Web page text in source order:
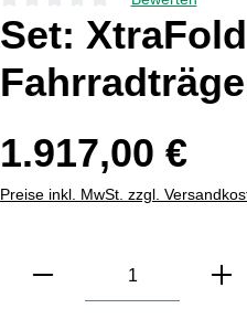
Durchschnittliche Bewertung von 0
Set:
1.917,00 €
Preise inkl. MwSt. zzgl.
Produkt Anzahl: